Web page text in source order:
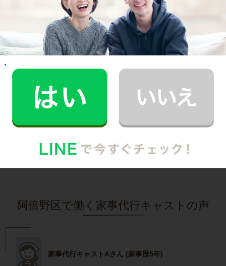
趣味の時間を作りたいと思い家事代行の利用を
記事全文を見る
お掃除
M.T.さん
まるで実家の母親が家事を手伝いにきてくれた
安心感。
インタビュー一覧を見る
阿倍野区で働く家事代行キャストの声
家事代行キャストAさん (家事歴5年)